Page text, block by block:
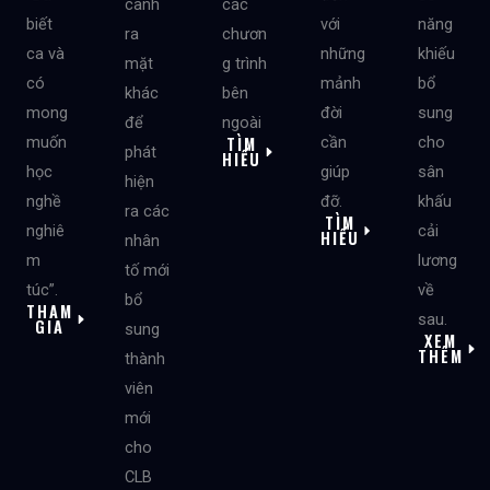
biết
ca và
có
mong
muốn
học
nghề
nghiê
m
túc”.
THAM
GIA
canh
ra
mặt
khác
để
phát
hiện
ra các
nhân
tố mới
bổ
sung
thành
viên
mới
cho
CLB
các
chươn
g trình
bên
ngoài
TÌM
HIỂU
với
những
mảnh
đời
cần
giúp
đỡ.
TÌM
HIỂU
năng
khiếu
bổ
sung
cho
sân
khấu
cải
lương
về
sau.
XEM
THÊM